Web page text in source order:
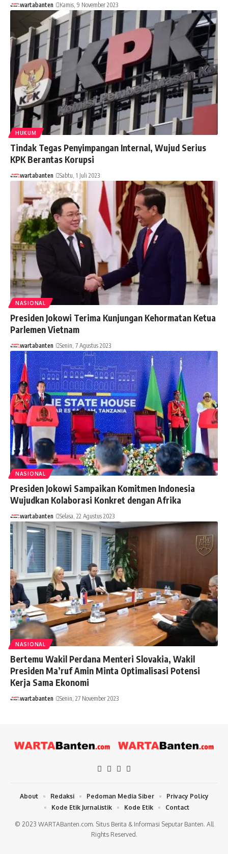
wartabanten Kamis, 9 November 2023
HUKUM
Tindak Tegas Penyimpangan Internal, Wujud Serius
KPK Berantas Korupsi
wartabanten Sabtu, 1 Juli 2023
NASIONAL
Presiden Jokowi Terima Kunjungan Kehormatan Ketua
Parlemen Vietnam
wartabanten Senin, 7 Agustus 2023
NASIONAL
Presiden Jokowi Sampaikan Komitmen Indonesia
Wujudkan Kolaborasi Konkret dengan Afrika
wartabanten Selasa, 22 Agustus 2023
NASIONAL
Bertemu Wakil Perdana Menteri Slovakia, Wakil
Presiden Ma’ruf Amin Minta Optimalisasi Potensi
Kerja Sama Ekonomi
wartabanten Senin, 27 November 2023
© 2023 WARTABanten.com. Situs Berita & Informasi Seputar Banten. All
Rights Reserved.
About Redaksi Pedoman Media Siber
Privacy Policy
Kode Etik Jurnalistik
Kode Etik Contact